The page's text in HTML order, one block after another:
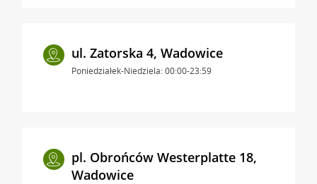
ul. Zatorska 4, Wadowice
Poniedziałek-Niedziela: 00:00-23:59
pl. Obrońców Westerplatte 18,
Wadowice